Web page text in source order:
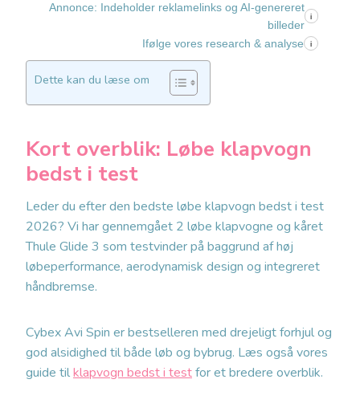
Annonce: Indeholder reklamelinks og AI-genereret
billeder
i
Ifølge vores research & analyse i
Dette kan du læse om
Kort overblik: Løbe klapvogn
bedst i test
Leder du efter den bedste løbe klapvogn bedst i test
2026? Vi har gennemgået 2 løbe klapvogne og kåret
Thule Glide 3 som testvinder på baggrund af høj
løbeperformance, aerodynamisk design og integreret
håndbremse.
Cybex Avi Spin er bestselleren med drejeligt forhjul og
god alsidighed til både løb og bybrug. Læs også vores
guide tilklapvogn bedst i testfor et bredere overblik.